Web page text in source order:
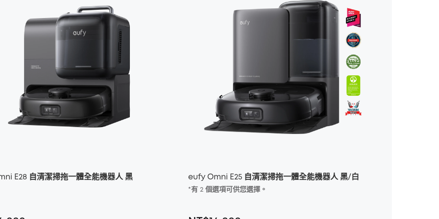
E28 自清潔掃拖一體全能機器人 黑 eufy Omni E25 自清潔掃拖一體全能機器人 黑/白
*有 2 個選項可供您選擇。